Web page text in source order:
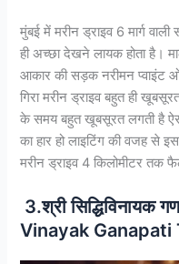
मुंबई में मरीन ड्राइव 6 मार्ग
ही अच्छा देखने लायक होता है।
आकार की सड़क नरीमन प्वाइंट
गिरा मरीन ड्राइव बहुत ही
के समय बहुत खूबसूरत लगती है
का हार हो लाइटिंग की वजह से
मरीन ड्राइव 4 किलोमीटर तक
3.श्री सिद्धिविनायक
Vinayak Ganapati